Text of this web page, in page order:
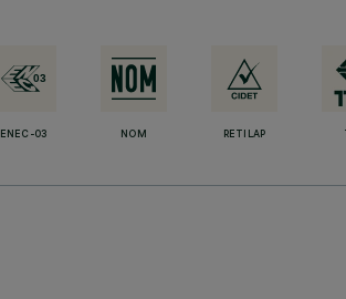
ENEC-03 NOM RETILAP